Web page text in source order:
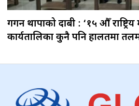
गगन थापाको दाबी : ‘१५ औँ
कार्यतालिका कुनै पनि हालतमा